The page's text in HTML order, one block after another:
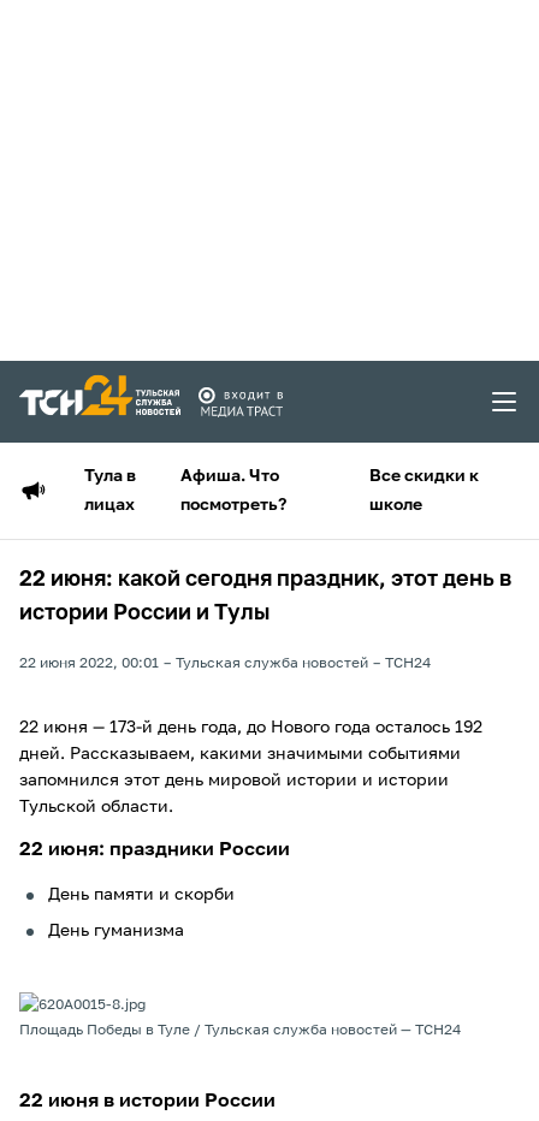
Тула в
лицах
Афиша. Что
посмотреть?
Все скидки к
школе
22 июня: какой сегодня праздник, этот день в
истории России и Тулы
22 июня 2022, 00:01 Тульская служба новостей ТСН24
22 июня — 173-й день года, до Нового года осталось 192
дней. Рассказываем, какими значимыми событиями
запомнился этот день мировой истории и истории
Тульской области.
22 июня: праздники России
День памяти и скорби
День гуманизма
Площадь Победы в Туле / Тульская служба новостей — ТСН24
22 июня в истории России